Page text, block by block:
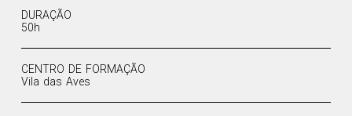
DURAÇÃO
50h
CENTRO DE FORMAÇÃO
Vila das Aves